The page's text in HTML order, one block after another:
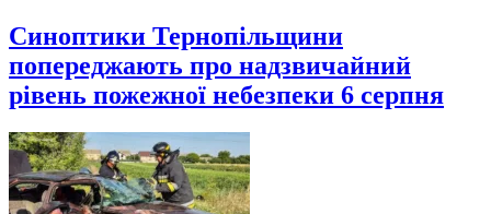
Синоптики Тернопільщини
попереджають про надзвичайний
рівень пожежної небезпеки 6 серпня